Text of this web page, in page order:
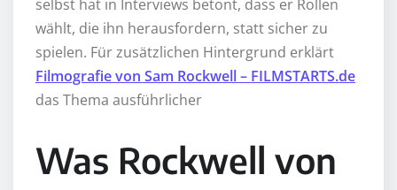
selbst hat in Interviews betont, dass er Rollen
wählt, die ihn herausfordern, statt sicher zu
spielen. Für zusätzlichen Hintergrund erklärt
Filmografie von Sam Rockwell – FILMSTARTS.de
das Thema ausführlicher
Was Rockwell von